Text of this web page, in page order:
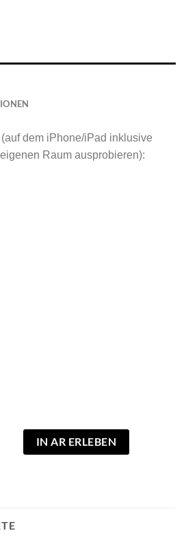
(auf dem iPhone/iPad inklusive
Raum ausprobieren):
IN AR ERLEBEN